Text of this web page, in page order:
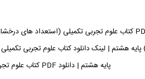
پایه هشتم | دانلود PDF کتاب علوم تجربی تکمیلی (استعداد های درخشان) می توانید دریافت کنید.